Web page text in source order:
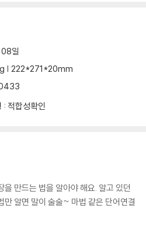
일
| 222*271*20mm
: 적합성확인
만드는 법을 알아야 해요. 알고 있던
만 알면 말이 술술~ 마법 같은 단어연결